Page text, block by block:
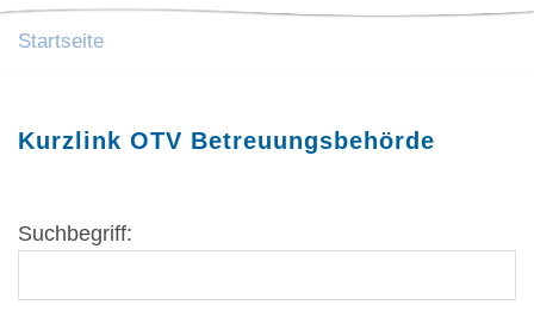
Startseite
Kurzlink OTV Betreuungsbehörde
Suchbegriff: